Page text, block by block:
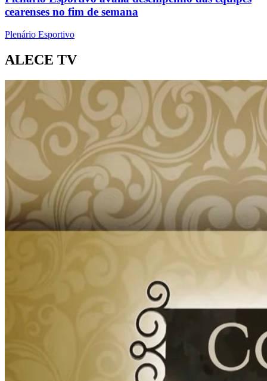
cearenses no fim de semana
Plenário Esportivo
ALECE TV